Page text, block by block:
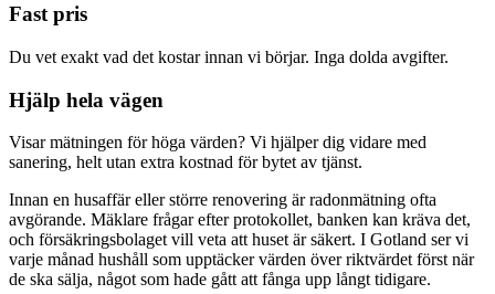
Fast pris
Du vet exakt vad det kostar innan vi börjar. Inga dolda avgifter.
Hjälp hela vägen
Visar mätningen för höga värden? Vi hjälper dig vidare med
sanering, helt utan extra kostnad för bytet av tjänst.
Innan en husaffär eller större renovering är radonmätning ofta
avgörande. Mäklare frågar efter protokollet, banken kan kräva det,
och försäkringsbolaget vill veta att huset är säkert. I Gotland ser vi
varje månad hushåll som upptäcker värden över riktvärdet först när
de ska sälja, något som hade gått att fånga upp långt tidigare.